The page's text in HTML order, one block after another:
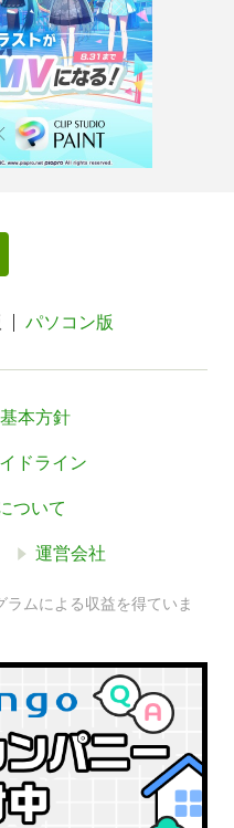
パソコン版
本方針
ドライン
ついて
運営会社
ムによる収益を得ていま